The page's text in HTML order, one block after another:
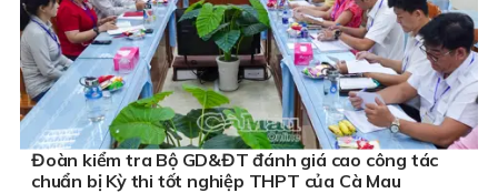
Đoàn kiểm tra Bộ GD&ĐT đánh giá cao công tác
chuẩn bị Kỳ thi tốt nghiệp THPT của Cà Mau